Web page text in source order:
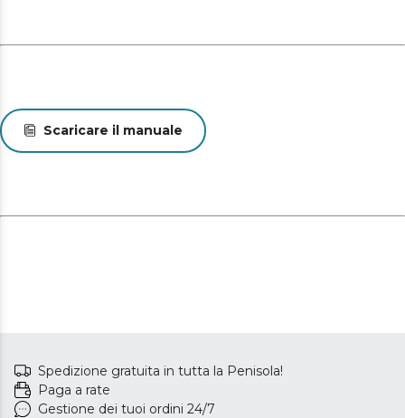
Scaricare il manuale
Spedizione gratuita in tutta la Penisola!
Paga a rate
Gestione dei tuoi ordini 24/7